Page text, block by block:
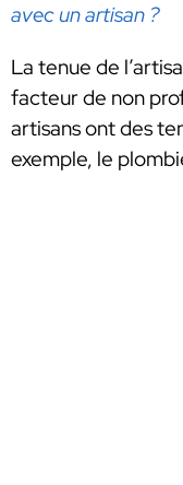
avec un artisan ?
La tenue de
facteur de non
artisans ont des
exemple, le